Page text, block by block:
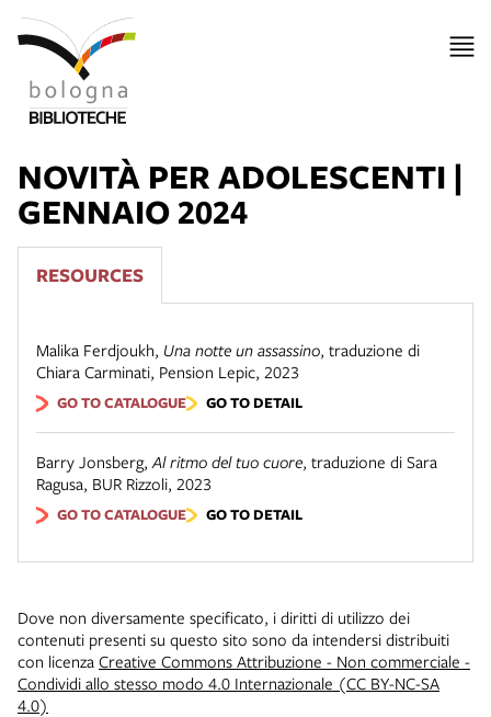
NOVITÀ PER ADOLESCENTI |
GENNAIO 2024
RESOURCES
Malika Ferdjoukh, Una notte un assassino, traduzione di
Chiara Carminati, Pension Lepic, 2023
GO TO CATALOGUE GO TO DETAIL
Barry Jonsberg, Al ritmo del tuo cuore, traduzione di Sara
Ragusa, BUR Rizzoli, 2023
GO TO CATALOGUE GO TO DETAIL
Dove non diversamente specificato, i diritti di utilizzo dei
contenuti presenti su questo sito sono da intendersi distribuiti
con licenza Creative Commons Attribuzione - Non commerciale -
Condividi allo stesso modo 4.0 Internazionale (CC BY-NC-SA
4.0)